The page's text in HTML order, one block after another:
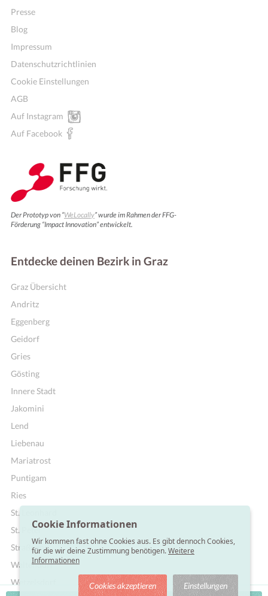
Presse
Blog
Impressum
Datenschutzrichtlinien
Cookie Einstellungen
AGB
Auf Instagram
Auf Facebook
Der Prototyp von “WeLocally” wurde im Rahmen der FFG-
Förderung “Impact Innovation” entwickelt.
Entdecke deinen Bezirk in Graz
Graz Übersicht
Andritz
Eggenberg
Geidorf
Gries
Gösting
Innere Stadt
Jakomini
Lend
Liebenau
Mariatrost
Puntigam
Ries
St. Leonhard
St. Peter
Straßgang
Waltendorf
Wetzelsdorf
Cookie Informationen
Wir kommen fast ohne Cookies aus. Es gibt dennoch Cookies,
für die wir deine Zustimmung benötigen.Weitere
Informationen
Cookies akzeptieren Einstellungen